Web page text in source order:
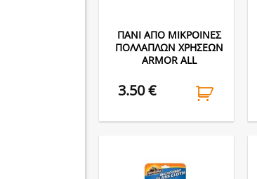
ΠΑΝΙ ΑΠΟ ΜΙΚΡΟΙΝΕΣ
ΠΟΛΛΑΠΛΩΝ ΧΡΗΣΕΩΝ
ARMOR ALL
3.50€